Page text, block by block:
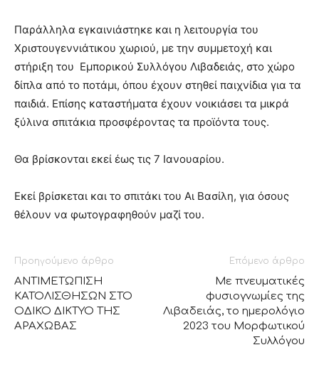
Παράλληλα εγκαινιάστηκε και η λειτουργία του
Χριστουγεννιάτικου χωριού, με την συμμετοχή και
στήριξη του Εμπορικού Συλλόγου Λιβαδειάς, στο χώρο
δίπλα από το ποτάμι, όπου έχουν στηθεί παιχνίδια για τα
παιδιά. Επίσης καταστήματα έχουν νοικιάσει τα μικρά
ξύλινα σπιτάκια προσφέροντας τα προϊόντα τους.
Θα βρίσκονται εκεί έως τις 7 Ιανουαρίου.
Εκεί βρίσκεται και το σπιτάκι του Αι Βασίλη, για όσους
θέλουν να φωτογραφηθούν μαζί του.
Προηγούμενο άρθρο
ΑΝΤΙΜΕΤΩΠΙΣΗ
ΚΑΤΟΛΙΣΘΗΣΩΝ ΣΤΟ
ΟΔΙΚΟ ΔΙΚΤΥΟ ΤΗΣ
ΑΡΑΧΩΒΑΣ
Επόμενο άρθρο
Mε πνευματικές
φυσιογνωμίες της
Λιβαδειάς, το ημερολόγιο
2023 του Μορφωτικού
Συλλόγου